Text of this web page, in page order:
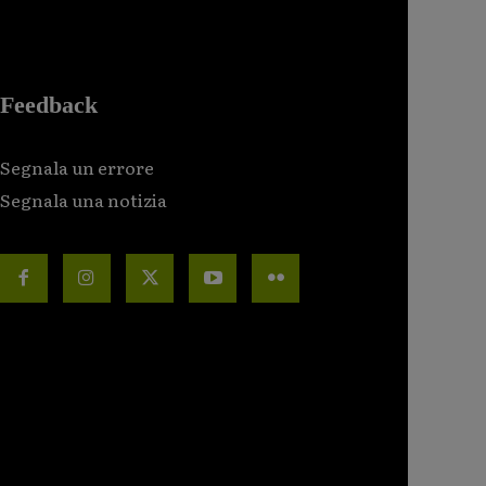
Feedback
Segnala un errore
Segnala una notizia